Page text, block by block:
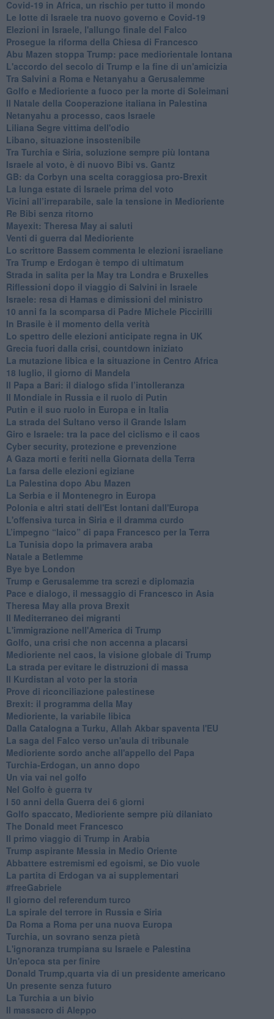
Covid-19 in Africa, un rischio per tutto il mondo
Le lotte di Israele tra nuovo governo e Covid-19
Elezioni in Israele, l'allungo finale del Falco
Prosegue la riforma della Chiesa di Francesco
Abu Mazen stoppa Trump: pace mediorientale lontana
L'accordo del secolo di Trump e la fine di un'amicizia
Tra Salvini a Roma e Netanyahu a Gerusalemme
Golfo e Medioriente a fuoco per la morte di Soleimani
Il Natale della Cooperazione italiana in Palestina
Netanyahu a processo, caos Israele
Liliana Segre vittima dell'odio
Libano, situazione insostenibile
Tra Turchia e Siria, soluzione sempre più lontana
Israele al voto, è di nuovo Bibi vs. Gantz
GB: da Corbyn una scelta coraggiosa pro-Brexit
La lunga estate di Israele prima del voto
Vicini all’irreparabile, sale la tensione in Medioriente
Re Bibi senza ritorno
Mayexit: Theresa May ai saluti
Venti di guerra dal Medioriente
Lo scrittore Bassem commenta le elezioni israeliane
Tra Trump e Erdogan è tempo di ultimatum
Strada in salita per la May tra Londra e Bruxelles
Riflessioni dopo il viaggio di Salvini in Israele
Israele: resa di Hamas e dimissioni del ministro
10 anni fa la scomparsa di Padre Michele Piccirilli
In Brasile è il momento della verità
Lo spettro delle elezioni anticipate regna in UK
Grecia fuori dalla crisi, countdown iniziato
La mutazione libica e la situazione in Centro Africa
18 luglio, il giorno di Mandela
Il Papa a Bari: il dialogo sfida l’intolleranza
Il Mondiale in Russia e il ruolo di Putin
Putin e il suo ruolo in Europa e in Italia
La strada del Sultano verso il Grande Islam
Giro e Israele: tra la pace del ciclismo e il caos
Cyber security, protezione e prevenzione
A Gaza morti e feriti nella Giornata della Terra
La farsa delle elezioni egiziane
La Palestina dopo Abu Mazen
La Serbia e il Montenegro in Europa
Polonia e altri stati dell'Est lontani dall'Europa
L'offensiva turca in Siria e il dramma curdo
L’impegno “laico” di papa Francesco per la Terra
La Tunisia dopo la primavera araba
Natale a Betlemme
Bye bye London
Trump e Gerusalemme tra screzi e diplomazia
Pace e dialogo, il messaggio di Francesco in Asia
Theresa May alla prova Brexit
Il Mediterraneo dei migranti
L'immigrazione nell'America di Trump
Golfo, una crisi che non accenna a placarsi
Medioriente nel caos, la visione globale di Trump
La strada per evitare le distruzioni di massa
Il Kurdistan al voto per la storia
Prove di riconciliazione palestinese
Brexit: il programma della May
Medioriente, la variabile libica
Dalla Catalogna a Turku, Allah Akbar spaventa l'EU
La saga del Falco verso un'aula di tribunale
Medioriente sordo anche all'appello del Papa
Turchia-Erdogan, un anno dopo
Un via vai nel golfo
Nel Golfo è guerra tv
I 50 anni della Guerra dei 6 giorni
Golfo spaccato, Medioriente sempre più dilaniato
The Donald meet Francesco
Il primo viaggio di Trump in Arabia
Trump aspirante Messia in Medio Oriente
Abbattere estremismi ed egoismi, se Dio vuole
La partita di Erdogan va ai supplementari
#freeGabriele
Il giorno del referendum turco
La spirale del terrore in Russia e Siria
Da Roma a Roma per una nuova Europa
Turchia, un sovrano senza pietà
L'ignoranza trumpiana su Israele e Palestina
Un'epoca sta per finire
Donald Trump,quarta via di un presidente americano
Un presente senza futuro
La Turchia a un bivio
Il massacro di Aleppo